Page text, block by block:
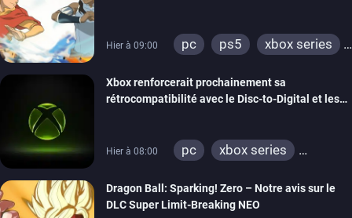
Hier à 09:00 pc ps5
xbox series
Xbox renforcerait prochainement sa
rétrocompatibilité avec le Disc-to-Digital et les
Hier à 08:00 pc
xbox series
Dragon Ball: Sparking! Zero – Notre avis sur le
DLC Super Limit-Breaking NEO